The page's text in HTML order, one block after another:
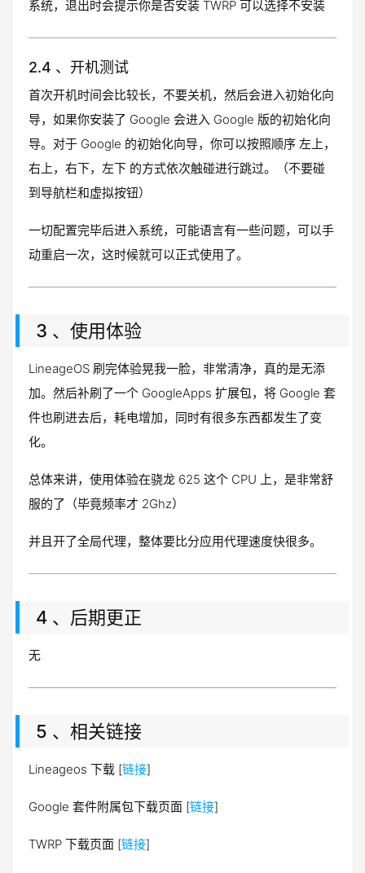
系统，退出时会提示你是否安装 TWRP 可以选择不安装
2.4 、开机测试
首次开机时间会比较长，不要关机，然后会进入初始化向
导，如果你安装了 Google 会进入 Google 版的初始化向
导。对于 Google 的初始化向导，你可以按照顺序 左上，
右上，右下，左下 的方式依次触碰进行跳过。（不要碰
到导航栏和虚拟按钮）
一切配置完毕后进入系统，可能语言有一些问题，可以手
动重启一次，这时候就可以正式使用了。
3 、使用体验
LineageOS 刷完体验晃我一脸，非常清净，真的是无添
加。然后补刷了一个 GoogleApps 扩展包，将 Google 套
件也刷进去后，耗电增加，同时有很多东西都发生了变
化。
总体来讲，使用体验在骁龙 625 这个 CPU 上，是非常舒
服的了（毕竟频率才 2Ghz）
并且开了全局代理，整体要比分应用代理速度快很多。
4 、后期更正
无
5 、相关链接
Lineageos 下载 [链接]
Google 套件附属包下载页面 [链接]
TWRP 下载页面 [链接]